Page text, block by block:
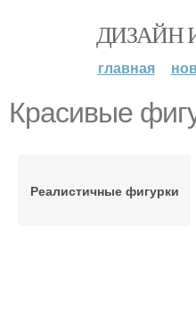
ДИЗАЙН
главная
Красивые
Реалистичные фигурки